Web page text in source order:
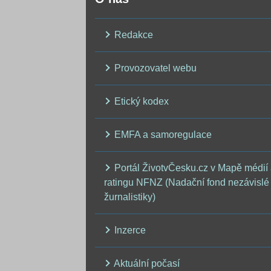
Redakce
Provozovatel webu
Etický kodex
EMFA a samoregulace
Portál ŽivotvČesku.cz v Mapě médií
ratingu NFNZ (Nadační fond nezávislé
žurnalistiky)
Inzerce
Aktuální počasí